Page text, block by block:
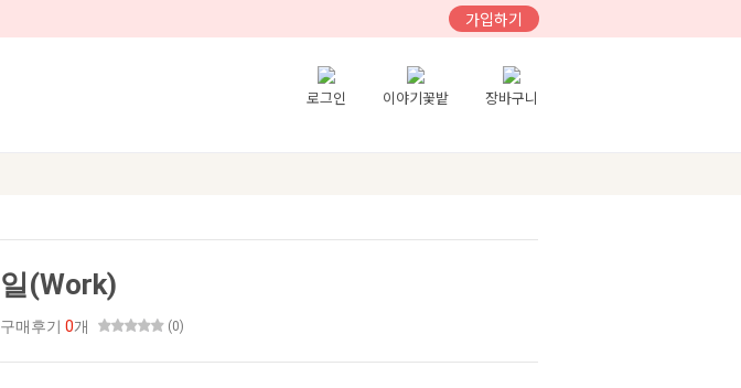
가입하기
로그인 이야기꽃밭 장바구니
일(Work)
구매후기 0개 (0)